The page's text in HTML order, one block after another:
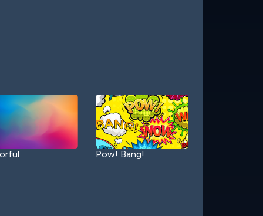
Pow! Bang!